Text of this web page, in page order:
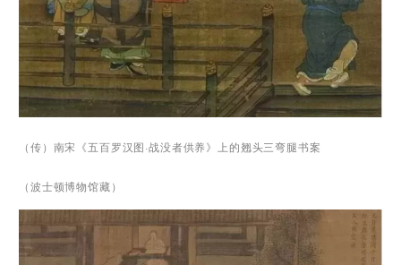
（传）南宋《五百罗汉图·战没者供养》上的翘头三弯腿书案
（波士顿博物馆藏）